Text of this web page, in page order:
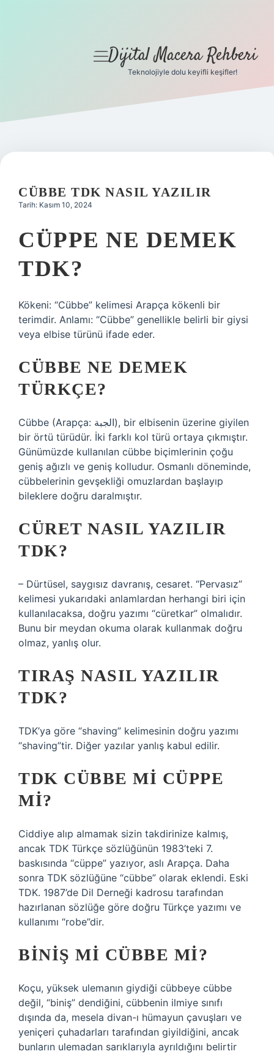
Gizlilik Politikası
Yasal Uyarı
menüyü
Dijital Macera Rehberi
Teknolojiyle dolu keyifli keşifler!
CÜBBE TDK NASIL YAZILIR
Tarih: Kasım 10, 2024
CÜPPE NE DEMEK
TDK?
Kökeni: “Cübbe” kelimesi Arapça kökenli bir
terimdir. Anlamı: “Cübbe” genellikle belirli bir giysi
veya elbise türünü ifade eder.
CÜBBE NE DEMEK
TÜRKÇE?
Cübbe (Arapça: الجبة), bir elbisenin üzerine giyilen
bir örtü türüdür. İki farklı kol türü ortaya çıkmıştır.
Günümüzde kullanılan cübbe biçimlerinin çoğu
geniş ağızlı ve geniş kolludur. Osmanlı döneminde,
cübbelerinin gevşekliği omuzlardan başlayıp
bileklere doğru daralmıştır.
CÜRET NASIL YAZILIR
TDK?
– Dürtüsel, saygısız davranış, cesaret. “Pervasız”
kelimesi yukarıdaki anlamlardan herhangi biri için
kullanılacaksa, doğru yazımı “cüretkar” olmalıdır.
Bunu bir meydan okuma olarak kullanmak doğru
olmaz, yanlış olur.
TIRAŞ NASIL YAZILIR
TDK?
TDK’ya göre “shaving” kelimesinin doğru yazımı
“shaving”tir. Diğer yazılar yanlış kabul edilir.
TDK CÜBBE MI CÜPPE
MI?
Ciddiye alıp almamak sizin takdirinize kalmış,
ancak TDK Türkçe sözlüğünün 1983’teki 7.
baskısında “cüppe” yazıyor, aslı Arapça. Daha
sonra TDK sözlüğüne “cübbe” olarak eklendi. Eski
TDK. 1987’de Dil Derneği kadrosu tarafından
hazırlanan sözlüğe göre doğru Türkçe yazımı ve
kullanımı “robe”dir.
BINIŞ MI CÜBBE MI?
Koçu, yüksek ulemanın giydiği cübbeye cübbe
değil, “biniş” dendiğini, cübbenin ilmiye sınıfı
dışında da, mesela divan-ı hümayun çavuşları ve
yeniçeri çuhadarları tarafından giyildiğini, ancak
bunların ulemadan sarıklarıyla ayrıldığını belirtir